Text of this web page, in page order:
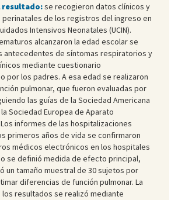
resultado:se recogieron datos clínicos y
de los registros del ingreso en
Intensivos Neonatales (UCIN).
alcanzaron la edad escolar se
antecedentes de síntomas respiratorios y
mediante cuestionario
por los padres. A esa edad se realizaron
pulmonar, que fueron evaluadas por
las guías de la Sociedad Americana
Sociedad Europea de Aparato
informes de las hospitalizaciones
primeros años de vida se confirmaron
médicos electrónicos en los hospitales
se definió medida de efecto principal,
un tamaño muestral de 30 sujetos por
diferencias de función pulmonar. La
resultados se realizó mediante